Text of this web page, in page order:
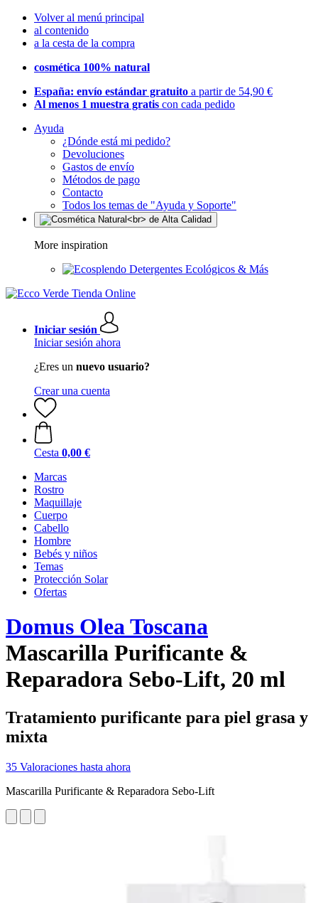
Volver al menú principal
al contenido
a la cesta de la compra
cosmética 100% natural
España: envío estándar gratuito a partir de 54,90 €
Al menos 1 muestra gratis con cada pedido
Ayuda
¿Dónde está mi pedido?
Devoluciones
Gastos de envío
Métodos de pago
Contacto
Todos los temas de "Ayuda y Soporte"
More inspiration
Detergentes Ecológicos & Más
Iniciar sesión
Iniciar sesión ahora
¿Eres un nuevo usuario?
Crear una cuenta
Cesta 0,00 €
Marcas
Rostro
Maquillaje
Cuerpo
Cabello
Hombre
Bebés y niños
Temas
Protección Solar
Ofertas
Domus Olea Toscana
Mascarilla Purificante &
Reparadora Sebo-Lift, 20 ml
Tratamiento purificante para piel grasa y
mixta
35 Valoraciones hasta ahora
Mascarilla Purificante & Reparadora Sebo-Lift